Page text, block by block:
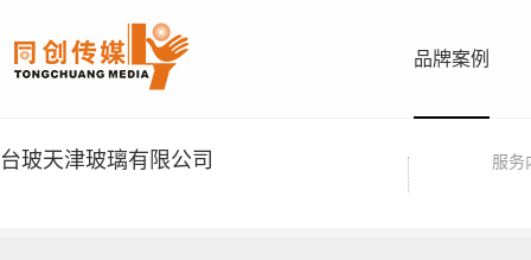
品牌案例
台玻天津玻璃有限公司 服务